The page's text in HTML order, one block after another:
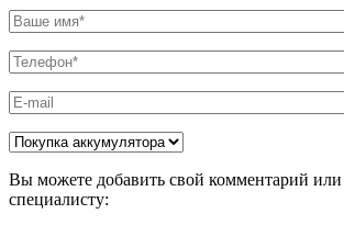
Вы можете добавить свой комментарий или
специалисту: